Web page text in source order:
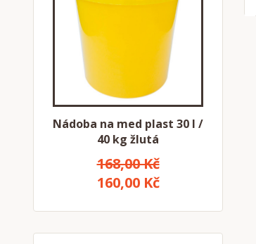
Nádoba na med plast 30 l /
40 kg žlutá
168,00 Kč
160,00 Kč